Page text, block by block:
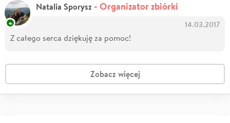
Natalia Sporysz - Organizator zbiórki
14.03.2017
Z całego serca dziękuję za pomoc!
Zobacz więcej